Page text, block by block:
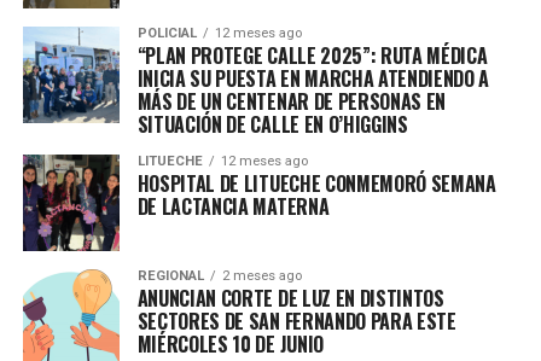
POLICIAL 12 meses ago
“PLAN PROTEGE CALLE 2025”: RUTA MÉDICA
INICIA SU PUESTA EN MARCHA ATENDIENDO A
MÁS DE UN CENTENAR DE PERSONAS EN
SITUACIÓN DE CALLE EN O’HIGGINS
LITUECHE 12 meses ago
HOSPITAL DE LITUECHE CONMEMORÓ SEMANA
DE LACTANCIA MATERNA
REGIONAL 2 meses ago
ANUNCIAN CORTE DE LUZ EN DISTINTOS
SECTORES DE SAN FERNANDO PARA ESTE
MIÉRCOLES 10 DE JUNIO